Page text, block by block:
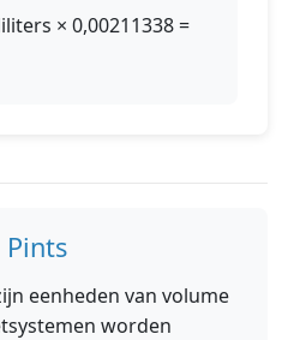
× 0,00211338 =
eenheden van volume
worden